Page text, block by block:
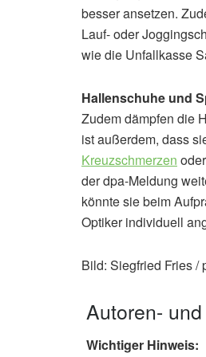
besser ansetzen.
Lauf- oder
wie die Unfallkasse
Hallenschuhe und
Zudem dämpfen die
ist außerdem, dass
Kreuzschmerzen oder
der dpa-Meldung
könnte sie beim
Optiker individuell
Bild: Siegfried Fries /
Autoren-
Wichtiger Hinweis: